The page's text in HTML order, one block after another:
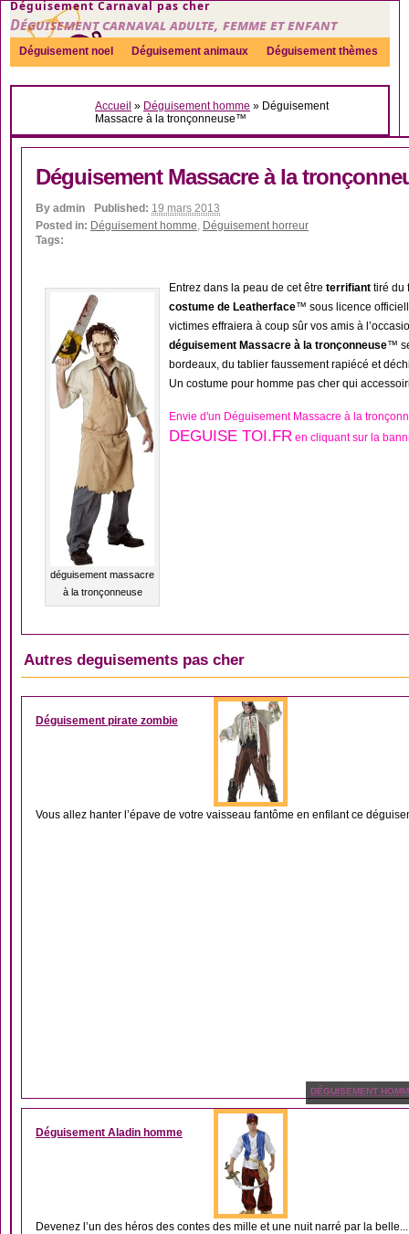
Déguisement Carnaval pas cher
Déguisement carnaval adulte, femme et enfant
Déguisement noel Déguisement animaux Déguisement thèmes
Sexy Déguisement couple Déguisements par genre Idées
Accueil » Déguisement homme » Déguisement
Massacre à la tronçonneuse™
Déguisement Massacre à la
By admin Published: 19 mars 2013
Posted in: Déguisement homme, Déguisement horreur
Tags:
déguisement massacre
à la tronçonneuse
Entrez dans la peau de cet être terrifiant tiré du
costume de Leatherface™ sous licence
victimes effraiera à coup sûr vos amis à
déguisement Massacre à la tronçonneuse™
bordeaux, du tablier faussement rapiécé et
Un costume pour homme pas cher qui
Envie d'un Déguisement Massacre à la
DEGUISE TOI.FR en cliquant sur la
Autres deguisements pas cher
DÉGUISEMENT
Déguisement pirate zombie
Vous allez hanter l’épave de votre vaisseau fantôme en enfilant ce
DÉGUISEMENT
Déguisement Aladin homme
Devenez l’un des héros des contes des mille et une nuit narré par la belle...